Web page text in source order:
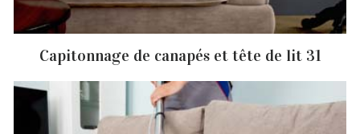
Capitonnage de canapés et tête de lit 31